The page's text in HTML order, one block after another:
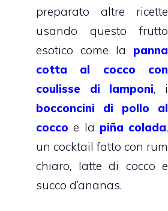
preparato altre ricette
usando questo frutto
esotico come la panna
cotta al cocco con
coulisse di lamponi, i
bocconcini di pollo al
cocco e la piña colada,
un cocktail fatto con rum
chiaro, latte di cocco e
succo d’ananas.